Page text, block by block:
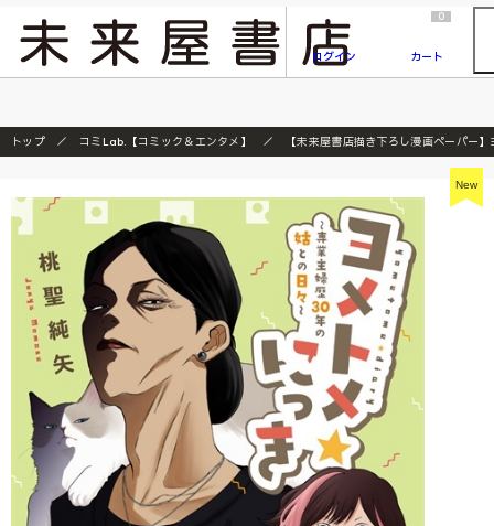
『ONE PIECE magazine 021 ONE PIECEカード付き同梱版』発売延期のご案内
ログイン
0
カート
トップ コミLab.【コミック＆エンタメ】 【未来屋書店描き下ろし漫画ペーパ
New